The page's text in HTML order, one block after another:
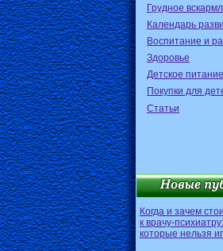
Грудное
Календарь
Воспитание и
Здоровье
Детское питание
Покупки для
Статьи
Когда и зачем
к врачу-
которые нельзя